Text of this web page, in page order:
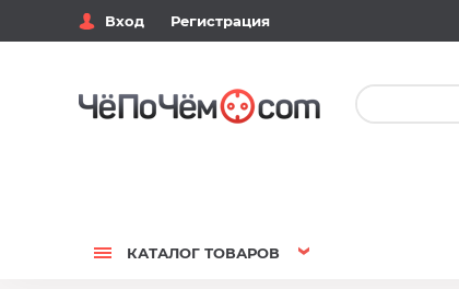
Вход Регистрация
КАТАЛОГ ТОВАРОВ